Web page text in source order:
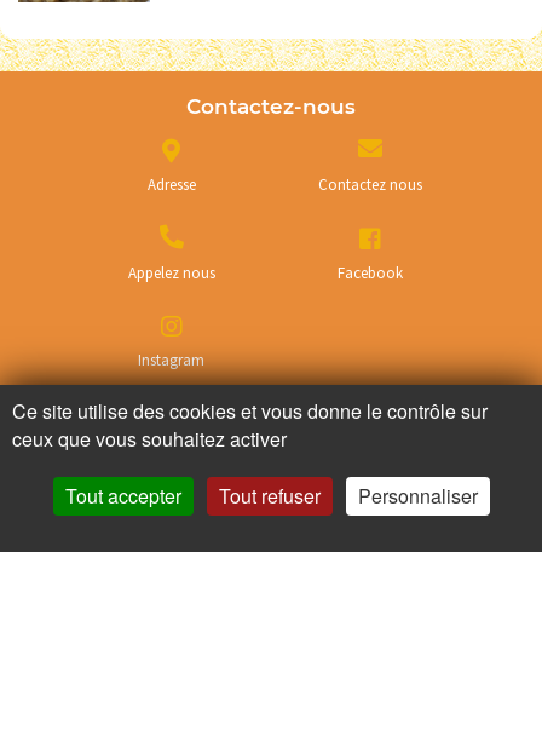
Contactez-nous
Adresse Contactez nous
Appelez nous Facebook
Instagram
Ne ratez plus rien,
Ce site utilise des cookies et vous donne le contrôle sur
ceux que vous souhaitez activer
Tout accepter Tout refuser Personnaliser